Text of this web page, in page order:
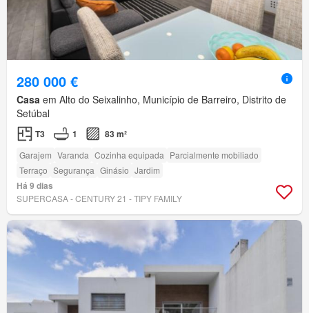
280 000 €
Casa em Alto do Seixalinho, Município de Barreiro, Distrito de
Setúbal
T3 1 83 m²
Garajem Varanda Cozinha equipada Parcialmente mobiliado
Terraço Segurança Ginásio Jardim
Há 9 dias
SUPERCASA - CENTURY 21 - TIPY FAMILY